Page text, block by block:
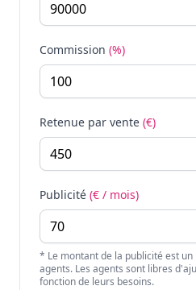
Commission (%)
Retenue par vente (€)
Publicité (€ / mois)
* Le montant de la publicité est
agents. Les agents sont libres
fonction de leurs besoins.